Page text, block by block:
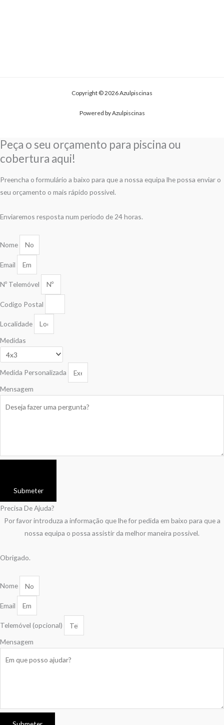
Copyright © 2026 Azulpiscinas
Powered by Azulpiscinas
Peça o seu orçamento para piscina ou
cobertura aqui!
Preencha o formulário a baixo para que a nossa equipa lhe possa enviar o
seu orçamento o mais rápido possivel.
Enviaremos resposta num periodo de 24 horas.
Nome
Email
Nº Telemóvel
Codigo Postal
Localidade
Medidas
Medida Personalizada
Mensagem
Submeter
Precisa De Ajuda?
Por favor introduza a informação que lhe for pedida em baixo para que a
nossa equipa o possa assistir da melhor maneira possivel.
Obrigado.
Nome
Email
Telemóvel (opcional)
Mensagem